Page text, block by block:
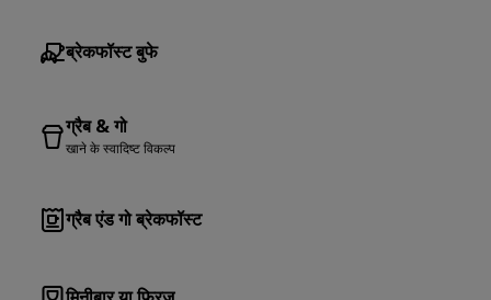
ब्रेकफॉस्ट बुफे
ग्रैब & गो
खाने के स्वादिष्ट विकल्प
ग्रैब एंड गो ब्रेकफॉस्ट